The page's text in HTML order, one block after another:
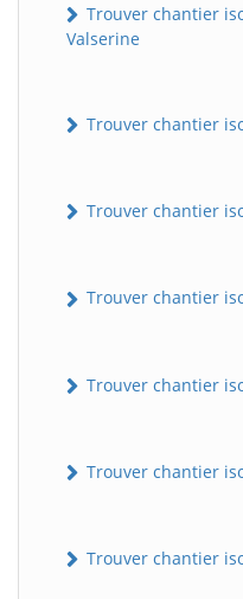
Trouver chantier
Valserine
Trouver chantier
Trouver chantier
Trouver chantier
Trouver chantier
Trouver chantier
Trouver chantier